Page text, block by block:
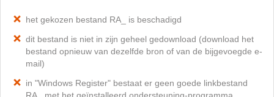
het gekozen bestand RA_ is beschadigd
dit bestand is niet in zijn geheel gedownload (download het
bestand opnieuw van dezelfde bron of van de bijgevoegde e-
mail)
in "Windows Register" bestaat er geen goede linkbestand